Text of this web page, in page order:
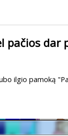
pačios dar
ilgio pamoką